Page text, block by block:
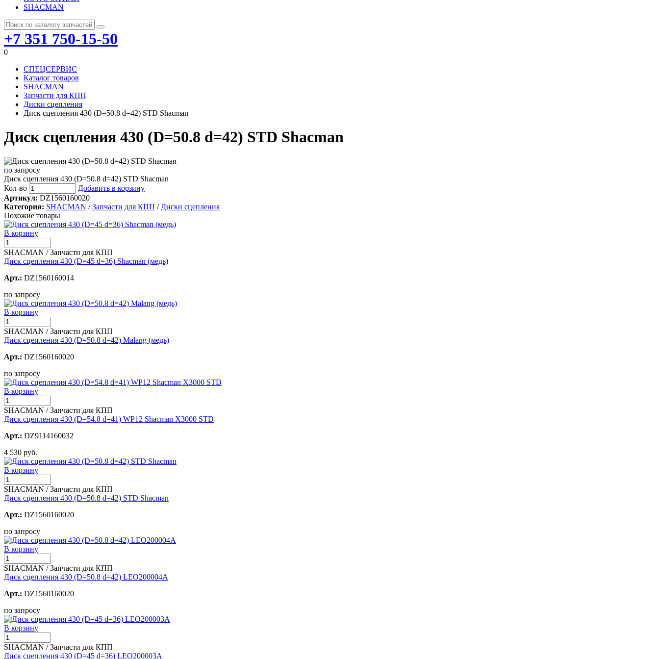
SHACMAN
+7 351 750-15-50
0
СПЕЦСЕРВИС
Каталог товаров
SHACMAN
Запчасти для КПП
Диски сцепления
Диск сцепления 430 (D=50.8 d=42) STD Shacman
Диск сцепления 430 (D=50.8 d=42) STD Shacman
по запросу
Диск сцепления 430 (D=50.8 d=42) STD Shacman
Кол-во
Добавить в корзину
Артикул: DZ1560160020
Категория: SHACMAN /Запчасти для КПП / Диски сцепления
Похожие товары
В корзину
SHACMAN / Запчасти для КПП
Диск сцепления 430 (D=45 d=36) Shacman (медь)
Арт.: DZ1560160014
по запросу
В корзину
SHACMAN / Запчасти для КПП
Диск сцепления 430 (D=50.8 d=42) Malang (медь)
Арт.: DZ1560160020
по запросу
В корзину
SHACMAN / Запчасти для КПП
Диск сцепления 430 (D=54.8 d=41) WP12 Shacman X3000 STD
Арт.: DZ9114160032
4 530 руб.
В корзину
SHACMAN / Запчасти для КПП
Диск сцепления 430 (D=50.8 d=42) STD Shacman
Арт.: DZ1560160020
по запросу
В корзину
SHACMAN / Запчасти для КПП
Диск сцепления 430 (D=50.8 d=42) LEO200004A
Арт.: DZ1560160020
по запросу
В корзину
SHACMAN / Запчасти для КПП
Диск сцепления 430 (D=45 d=36) LEO200003A